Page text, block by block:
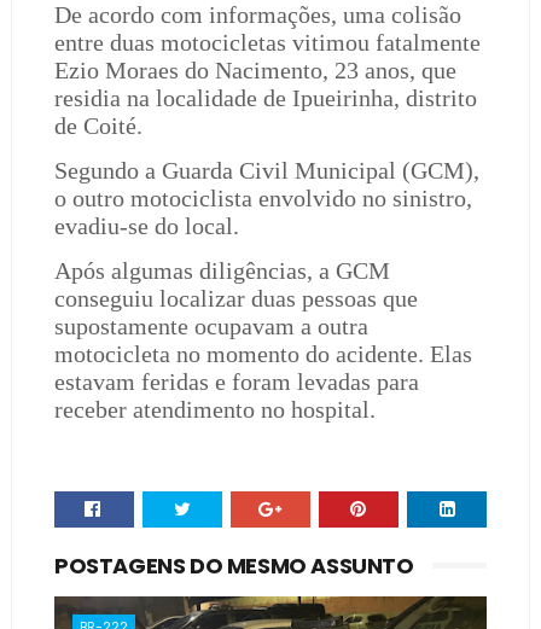
De acordo com informações, uma colisão
entre duas motocicletas vitimou fatalmente
Ezio Moraes do Nacimento, 23 anos, que
residia na localidade de Ipueirinha, distrito
de Coité.
Segundo a Guarda Civil Municipal (GCM),
o outro motociclista envolvido no sinistro,
evadiu-se do local.
Após algumas diligências, a GCM
conseguiu localizar duas pessoas que
supostamente ocupavam a outra
motocicleta no momento do acidente. Elas
estavam feridas e foram levadas para
receber atendimento no hospital.
POSTAGENS DO MESMO ASSUNTO